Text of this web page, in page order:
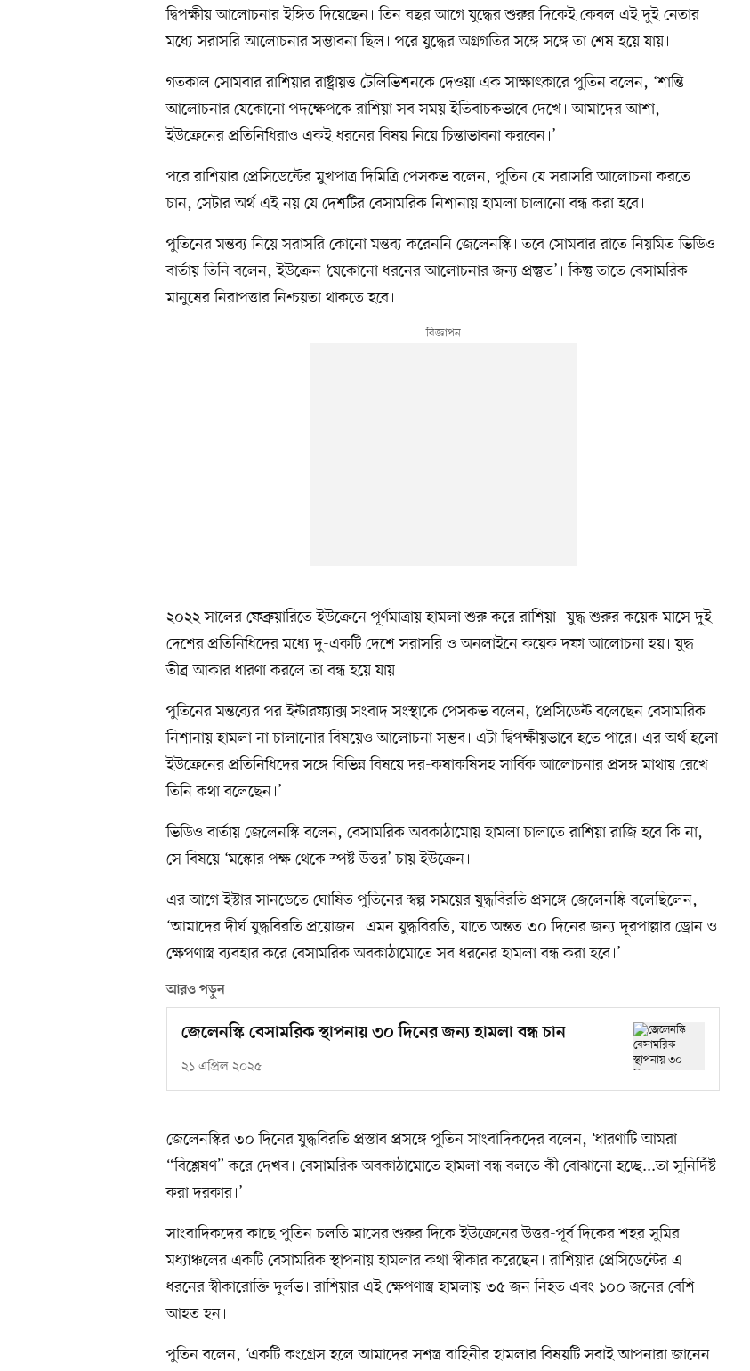
দ্বিপক্ষীয় আলোচনার ইঙ্গিত দিয়েছেন। তিন বছর আগে যুদ্ধের শুরুর দিকেই কেবল এই দুই নেতার
মধ্যে সরাসরি আলোচনার সম্ভাবনা ছিল। পরে যুদ্ধের অগ্রগতির সঙ্গে সঙ্গে তা শেষ হয়ে যায়।
গতকাল সোমবার রাশিয়ার রাষ্ট্রায়ত্ত টেলিভিশনকে দেওয়া এক সাক্ষাৎকারে পুতিন বলেন, ‘শান্তি
আলোচনার যেকোনো পদক্ষেপকে রাশিয়া সব সময় ইতিবাচকভাবে দেখে। আমাদের আশা,
ইউক্রেনের প্রতিনিধিরাও একই ধরনের বিষয় নিয়ে চিন্তাভাবনা করবেন।’
পরে রাশিয়ার প্রেসিডেন্টের মুখপাত্র দিমিত্রি পেসকভ বলেন, পুতিন যে সরাসরি আলোচনা করতে
চান, সেটার অর্থ এই নয় যে দেশটির বেসামরিক নিশানায় হামলা চালানো বন্ধ করা হবে।
পুতিনের মন্তব্য নিয়ে সরাসরি কোনো মন্তব্য করেননি জেলেনস্কি। তবে সোমবার রাতে নিয়মিত ভিডিও
বার্তায় তিনি বলেন, ইউক্রেন ‘যেকোনো ধরনের আলোচনার জন্য প্রস্তুত’। কিন্তু তাতে বেসামরিক
মানুষের নিরাপত্তার নিশ্চয়তা থাকতে হবে।
২০২২ সালের ফেব্রুয়ারিতে ইউক্রেনে পূর্ণমাত্রায় হামলা শুরু করে রাশিয়া। যুদ্ধ শুরুর কয়েক মাসে দুই
দেশের প্রতিনিধিদের মধ্যে দু-একটি দেশে সরাসরি ও অনলাইনে কয়েক দফা আলোচনা হয়। যুদ্ধ
তীব্র আকার ধারণা করলে তা বন্ধ হয়ে যায়।
পুতিনের মন্তব্যের পর ইন্টারফ্যাক্স সংবাদ সংস্থাকে পেসকভ বলেন, ‘প্রেসিডেন্ট বলেছেন বেসামরিক
নিশানায় হামলা না চালানোর বিষয়েও আলোচনা সম্ভব। এটা দ্বিপক্ষীয়ভাবে হতে পারে। এর অর্থ হলো
ইউক্রেনের প্রতিনিধিদের সঙ্গে বিভিন্ন বিষয়ে দর-কষাকষিসহ সার্বিক আলোচনার প্রসঙ্গ মাথায় রেখে
তিনি কথা বলেছেন।’
ভিডিও বার্তায় জেলেনস্কি বলেন, বেসামরিক অবকাঠামোয় হামলা চালাতে রাশিয়া রাজি হবে কি না,
সে বিষয়ে ‘মস্কোর পক্ষ থেকে স্পষ্ট উত্তর’ চায় ইউক্রেন।
এর আগে ইস্টার সানডেতে ঘোষিত পুতিনের স্বল্প সময়ের যুদ্ধবিরতি প্রসঙ্গে জেলেনস্কি বলেছিলেন,
‘আমাদের দীর্ঘ যুদ্ধবিরতি প্রয়োজন। এমন যুদ্ধবিরতি, যাতে অন্তত ৩০ দিনের জন্য দূরপাল্লার ড্রোন ও
ক্ষেপণাস্ত্র ব্যবহার করে বেসামরিক অবকাঠামোতে সব ধরনের হামলা বন্ধ করা হবে।’
আরও পড়ুন
জেলেনস্কি বেসামরিক স্থাপনায় ৩০ দিনের জন্য হামলা বন্ধ চান
২১ এপ্রিল ২০২৫
জেলেনস্কির ৩০ দিনের যুদ্ধবিরতি প্রস্তাব প্রসঙ্গে পুতিন সাংবাদিকদের বলেন, ‘ধারণাটি আমরা
“বিশ্লেষণ” করে দেখব। বেসামরিক অবকাঠামোতে হামলা বন্ধ বলতে কী বোঝানো হচ্ছে...তা সুনির্দিষ্ট
করা দরকার।’
সাংবাদিকদের কাছে পুতিন চলতি মাসের শুরুর দিকে ইউক্রেনের উত্তর-পূর্ব দিকের শহর সুমির
মধ্যাঞ্চলের একটি বেসামরিক স্থাপনায় হামলার কথা স্বীকার করেছেন। রাশিয়ার প্রেসিডেন্টের এ
ধরনের স্বীকারোক্তি দুর্লভ। রাশিয়ার এই ক্ষেপণাস্ত্র হামলায় ৩৫ জন নিহত এবং ১০০ জনের বেশি
আহত হন।
পুতিন বলেন, ‘একটি কংগ্রেস হলে আমাদের সশস্ত্র বাহিনীর হামলার বিষয়টি সবাই আপনারা জানেন।